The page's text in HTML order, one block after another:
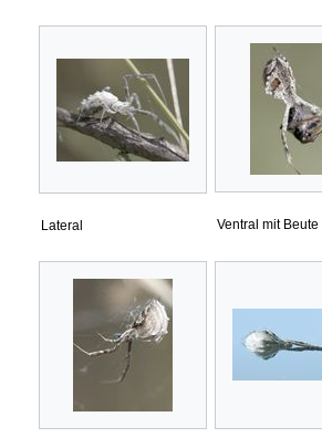
Lateral Ventral mit Beute